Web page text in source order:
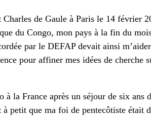
Charles de Gaule à Paris le 14 février
du Congo, mon pays à la fin du
par le DEFAP devait ainsi
pour affiner mes idées de cherche
la France après un séjour de six ans
petit que ma foi de pentecôtiste était